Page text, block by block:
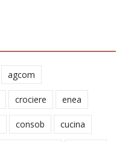
agcom
crociere enea
consob cucina